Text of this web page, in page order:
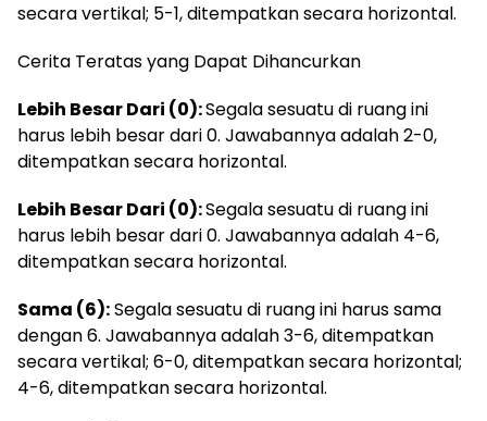
secara vertikal; 5-1, ditempatkan secara horizontal.
Cerita Teratas yang Dapat Dihancurkan
Lebih Besar Dari (0):Segala sesuatu di ruang ini
harus lebih besar dari 0. Jawabannya adalah 2-0,
ditempatkan secara horizontal.
Lebih Besar Dari (0):Segala sesuatu di ruang ini
harus lebih besar dari 0. Jawabannya adalah 4-6,
ditempatkan secara horizontal.
Sama (6):Segala sesuatu di ruang ini harus sama
dengan 6. Jawabannya adalah 3-6, ditempatkan
secara vertikal; 6-0, ditempatkan secara horizontal;
4-6, ditempatkan secara horizontal.